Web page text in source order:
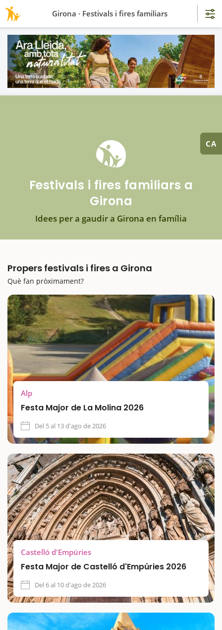
CA
Festivals i fires familiars a
Girona
Idees per a gaudir a Girona en família
Propers festivals i fires a Girona
Què fan pròximament?
Alp
Festa Major de La Molina 2026
Del 5 al 13 d'ago de 2026
Castelló d'Empúries
Festa Major de Castelló d'Empúries 2026
Del 6 al 10 d'ago de 2026
Girona · Festivals i fires familiars